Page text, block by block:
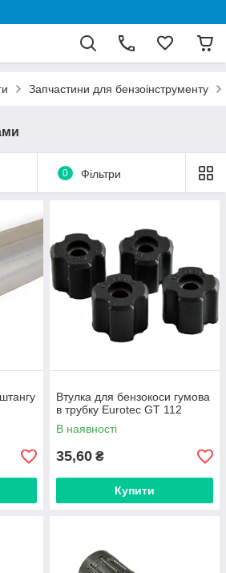
Запчастини для бензоінструменту
0 Фільтри
Втулка для бензокоси гумова
в трубку Eurotec GT 112
В наявності
35,60 ₴
Купити